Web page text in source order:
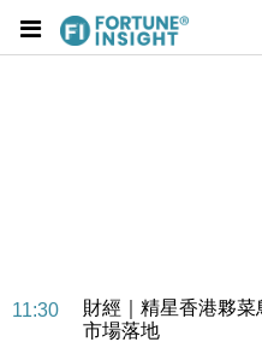
11:30
財經｜精星香港夥
市場落地